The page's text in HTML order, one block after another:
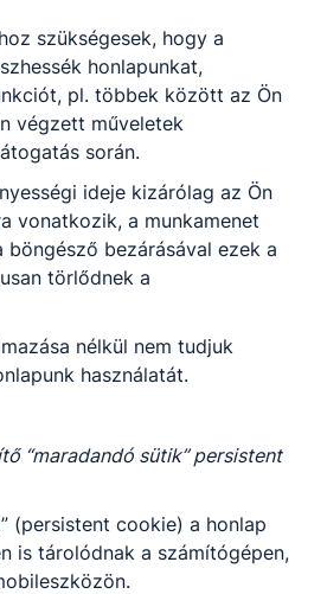
párosítja a vendég által
ételekhez;
különböző felszolgálási
az egység igényeinek
előkészíti a
szükséges eszközöket,
majd szakszerűen
italokat a vendégek
sommelier
végez;
kíséri a vendégek kéréseit, a
elégedettségükről;
a saját és beosztott
kezeli a pénztárgépet,
szükségesek, hogy a
honlapunkat,
pl. többek között az Ön
végzett műveletek
során.
ideje kizárólag az Ön
vonatkozik, a munkamenet
bezárásával ezek a
törlődnek a
nélkül nem tudjuk
használatát.
“maradandó sütik” persistent
(persistent cookie) a honlap
is tárolódnak a számítógépen,